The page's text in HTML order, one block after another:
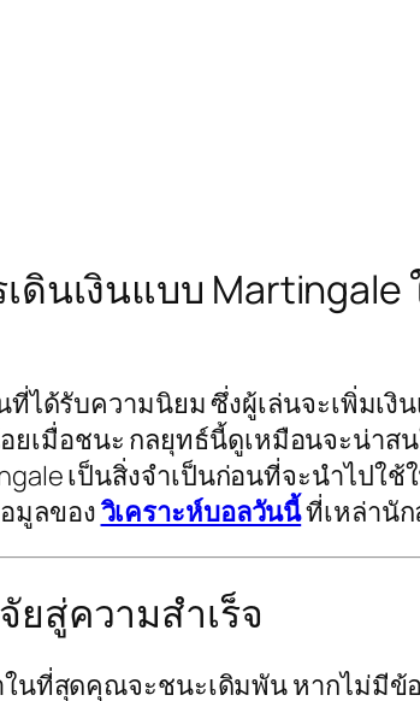
ดินเงินแบบ
ได้รับความนิยม ซึ่งผู้เล่นจะเพิ่มเ
เมื่อชนะ กลยุทธ์นี้ดูเหมือนจะน่าส
เป็นสิ่งจำเป็นก่อนที่จะนำไปใ
มูลของวิเคราะห์บอลวันนี้ที่เหล่านั
ยสู่ความสำเร็จ
นที่สุดคุณจะชนะเดิมพัน หากไม่มี